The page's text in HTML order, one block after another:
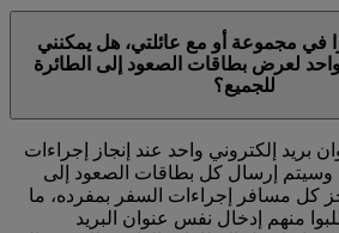
في مجموعة أو مع عائلتي، هل يمكنني
لعرض بطاقات الصعود إلى الطائرة
للجميع؟
بريد إلكتروني واحد عند إنجاز إجراءات
وسيتم إرسال كل بطاقات الصعود إلى
كل مسافر إجراءات السفر بمفرده، ما
منهم إدخال نفس عنوان البريد